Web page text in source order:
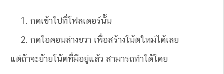
กดเข้าไปที่โฟลเดอร์นั้น
กดไอคอนล่างขวา เพื่อสร้างโน้ตใหม่ได้เลย
แต่ถ้าจะย้ายโน้ตที่มีอยู่แล้ว สามารถทำได้โดย